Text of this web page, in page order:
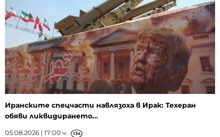
Иранските спецчасти навлязоха в Ирак: Техеран
обяви ликвидирането...
05.08.2026 | 17:00 ч. 134